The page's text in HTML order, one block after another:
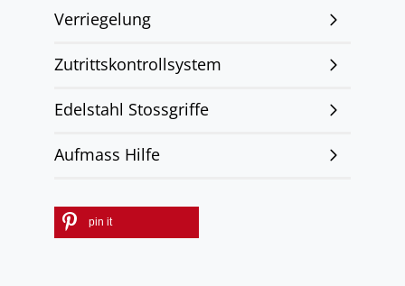
Verriegelung
Zutrittskontrollsystem
Edelstahl Stossgriffe
Aufmass Hilfe
pin it